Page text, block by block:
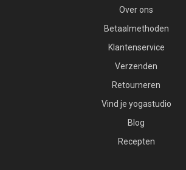
Over ons
Betaalmethoden
Klantenservice
Verzenden
Retourneren
Vind je yogastudio
Blog
Recepten